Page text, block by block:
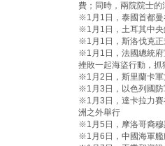
費；同時，兩院院士
※1月1日，泰國首都曼
※1月1日，土耳其中央
※1月1日，斯洛伐克正
※1月1日，法國總統府
挫敗一起海盜行動，抓
※1月2日，斯里蘭卡軍
※1月3日，以色列國防
※1月3日，達卡拉力賽
洲之外舉行
※1月5日，摩洛哥裔穆
※1月6日，中國海軍艦